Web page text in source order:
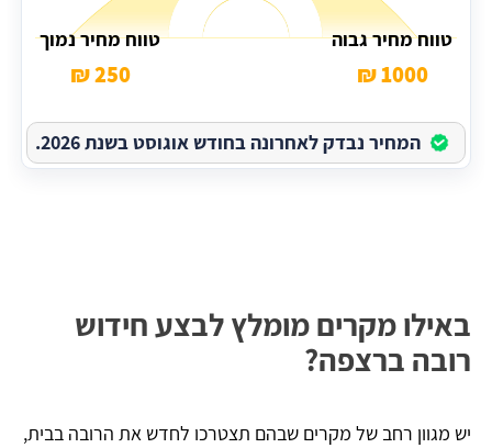
טווח מחיר גבוה
1000 ₪
טווח מחיר נמוך
250 ₪
המחיר נבדק לאחרונה בחודש אוגוסט בשנת 2026.
באילו מקרים מומלץ לבצע חידוש
רובה ברצפה?
יש מגוון רחב של מקרים שבהם תצטרכו לחדש את הרובה בבית,